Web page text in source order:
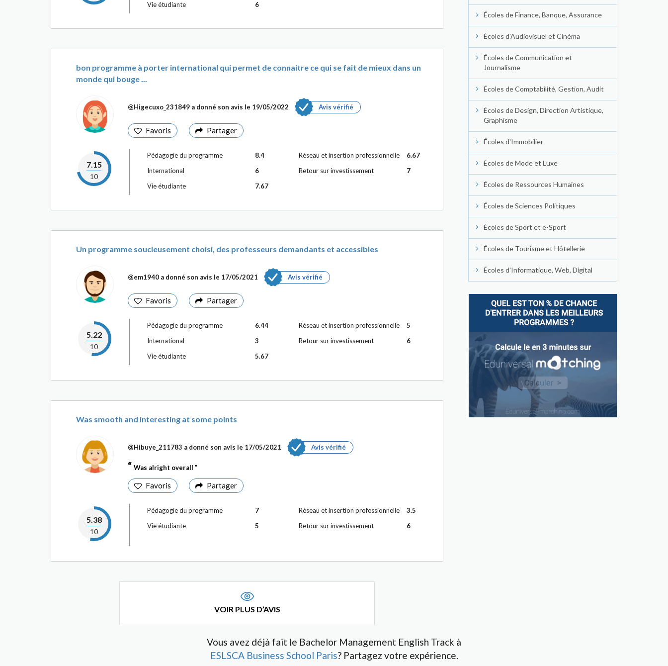
Vie étudiante
6
bon programme à porter international qui permet de connaitre ce qui se fait de mieux dans un
monde qui bouge ...
@Higecuxo_231849 a donné son avis le 19/05/2022 Avis vérifié
Favoris Partager
7.15
10
Pédagogie du programme
8.4
International
6
Vie étudiante
7.67
Réseau et insertion professionnelle
6.67
Retour sur investissement
7
Un programme soucieusement choisi, des professeurs demandants et accessibles
@em1940 a donné son avis le 17/05/2021 Avis vérifié
Favoris Partager
5.22
10
Pédagogie du programme
6.44
International
3
Vie étudiante
5.67
Réseau et insertion professionnelle
5
Retour sur investissement
6
Was smooth and interesting at some points
@Hibuye_211783 a donné son avis le 17/05/2021 Avis vérifié
Was alright overall
Favoris Partager
5.38
10
Pédagogie du programme
7
Vie étudiante
5
Réseau et insertion professionnelle
3.5
Retour sur investissement
6
VOIR PLUS D’AVIS
Écoles de Finance, Banque, Assurance
Écoles d'Audiovisuel et Cinéma
Écoles de Communication et
Journalisme
Écoles de Comptabilité, Gestion, Audit
Écoles de Design, Direction Artistique,
Graphisme
Écoles d'Immobilier
Écoles de Mode et Luxe
Écoles de Ressources Humaines
Écoles de Sciences Politiques
Écoles de Sport et e-Sport
Écoles de Tourisme et Hôtellerie
Écoles d'Informatique, Web, Digital
Vous avez déjà fait le Bachelor Management English Track à
ESLSCA Business School Paris? Partagez votre expérience.